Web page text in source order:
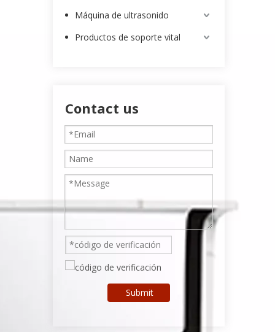
Máquina de ultrasonido
Productos de soporte vital
Contact us
Submit